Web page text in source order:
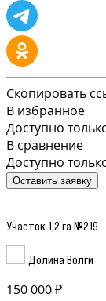
Скопировать
В избранное
Доступно
В сравнение
Доступно
Оставить заявку
Участок 1,2 га №219
Долина Волги
150 000 ₽